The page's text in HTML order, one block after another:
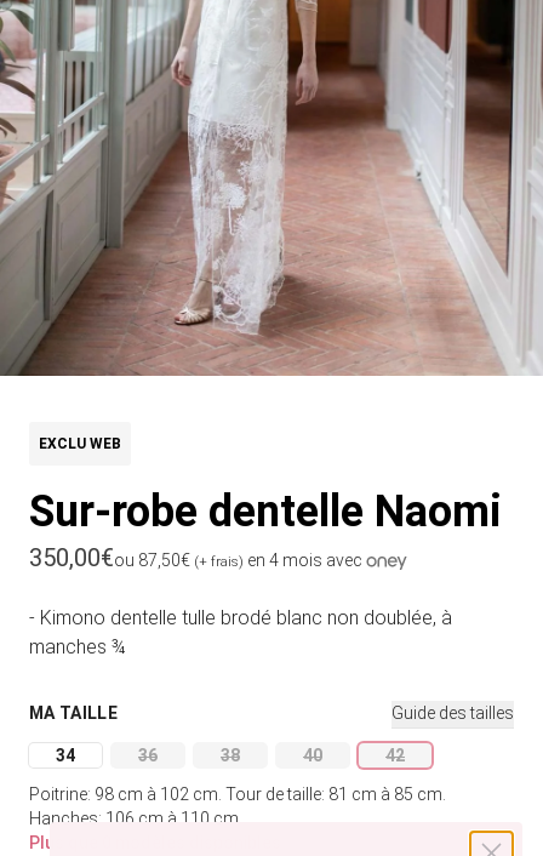
EXCLU WEB
Sur-robe dentelle Naomi
Prix habituel
350,00€ou 87,50€ (+ frais) en 4 mois avec
- Kimono dentelle tulle brodé blanc non doublée, à
manches ¾
MA TAILLE Guide des tailles
34
Variante épuisée ou indisponible
36
Variante épuisée ou indisponible
38
Variante épuisée ou indisponible
40
Variante épuisée ou
42
Variante épuisée
Poitrine: 98 cm à 102 cm. Tour de taille: 81 cm à 85 cm.
Hanches: 106 cm à 110 cm.
Plus que 0 modèles disponibles